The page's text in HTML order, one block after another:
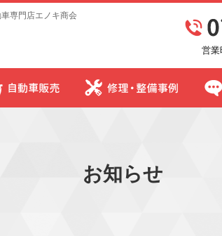
専門店エノキ商会
営
お知らせ